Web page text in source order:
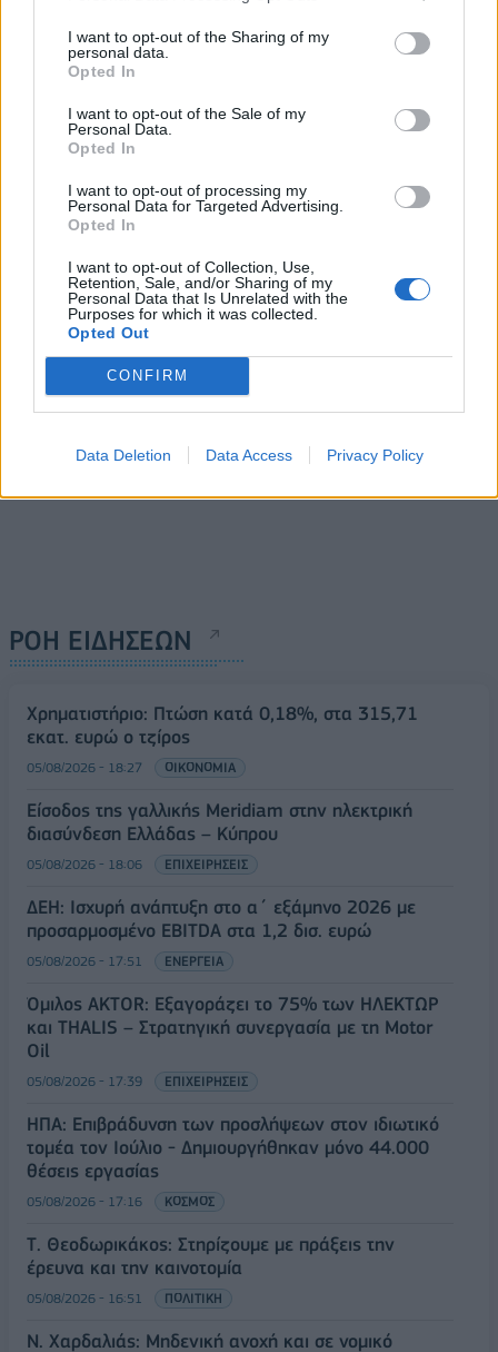
I want to opt-out of the Sharing of my
personal data.
Opted In
I want to opt-out of the Sale of my
Personal Data.
Opted In
I want to opt-out of processing my
Personal Data for Targeted Advertising.
Opted In
I want to opt-out of Collection, Use,
Retention, Sale, and/or Sharing of my
Personal Data that Is Unrelated with the
Purposes for which it was collected.
Opted Out
CONFIRM
Data Deletion Data Access Privacy Policy
Δημοσκόπηση GPO: Στο
26% η ΝΔ, μάχη ΠΑΣΟΚ -
16/06/2025 - 11:41
Ν. Κεραμέως: 1.000
εργασίας για άτομα με
αναπηρία σε δήμους
16/06/2025 - 14:16
ΡΟΗ ΕΙΔΗΣΕΩΝ
Χρηματιστήριο: Πτώση κατά 0,18%, στα 315,71
εκατ. ευρώ ο τζίρος
05/08/2026 - 18:27 ΟΙΚΟΝΟΜΙΑ
Είσοδος της γαλλικής Meridiam στην ηλεκτρική
διασύνδεση Ελλάδας – Κύπρου
05/08/2026 - 18:06 ΕΠΙΧΕΙΡΗΣΕΙΣ
ΔΕΗ: Ισχυρή ανάπτυξη στο α΄ εξάμηνο 2026 με
προσαρμοσμένο EBITDA στα 1,2 δισ. ευρώ
05/08/2026 - 17:51 ΕΝΕΡΓΕΙΑ
Όμιλος AKTOR: Εξαγοράζει το 75% των ΗΛΕΚΤΩΡ
και THALIS – Στρατηγική συνεργασία με τη Motor
Oil
05/08/2026 - 17:39 ΕΠΙΧΕΙΡΗΣΕΙΣ
ΗΠΑ: Επιβράδυνση των προσλήψεων στον ιδιωτικό
τομέα τον Ιούλιο - Δημιουργήθηκαν μόνο 44.000
θέσεις εργασίας
05/08/2026 - 17:16 ΚΟΣΜΟΣ
Τ. Θεοδωρικάκος: Στηρίζουμε με πράξεις την
έρευνα και την καινοτομία
05/08/2026 - 16:51 ΠΟΛΙΤΙΚΗ
Ν. Χαρδαλιάς: Μηδενική ανοχή και σε νομικό